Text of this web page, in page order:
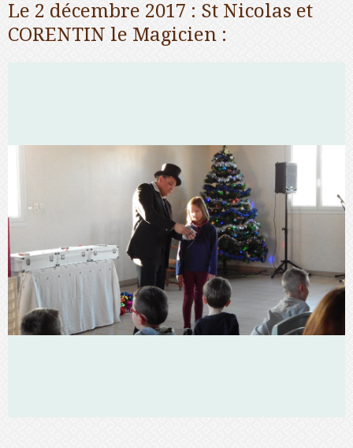
Le 2 décembre 2017 : St Nicolas et
CORENTIN le Magicien :